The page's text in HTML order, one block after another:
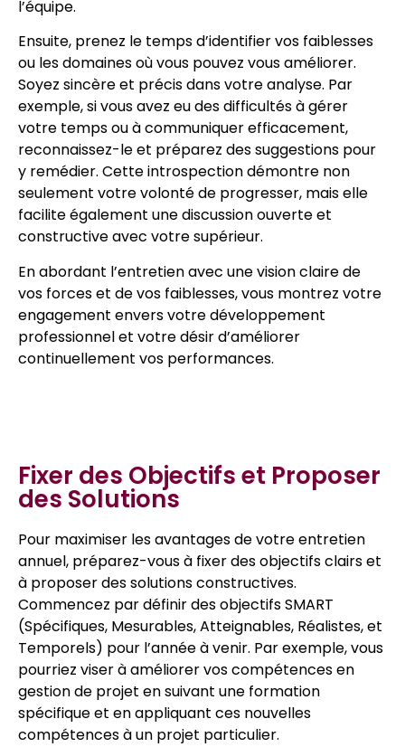
l’équipe.
Ensuite, prenez le temps d’identifier vos faiblesses
ou les domaines où vous pouvez vous améliorer.
Soyez sincère et précis dans votre analyse. Par
exemple, si vous avez eu des difficultés à gérer
votre temps ou à communiquer efficacement,
reconnaissez-le et préparez des suggestions pour
y remédier. Cette introspection démontre non
seulement votre volonté de progresser, mais elle
facilite également une discussion ouverte et
constructive avec votre supérieur.
En abordant l’entretien avec une vision claire de
vos forces et de vos faiblesses, vous montrez votre
engagement envers votre développement
professionnel et votre désir d’améliorer
continuellement vos performances.
Fixer des Objectifs et Proposer
des Solutions
Pour maximiser les avantages de votre entretien
annuel, préparez-vous à fixer des objectifs clairs et
à proposer des solutions constructives.
Commencez par définir des objectifs SMART
(Spécifiques, Mesurables, Atteignables, Réalistes, et
Temporels) pour l’année à venir. Par exemple, vous
pourriez viser à améliorer vos compétences en
gestion de projet en suivant une formation
spécifique et en appliquant ces nouvelles
compétences à un projet particulier.